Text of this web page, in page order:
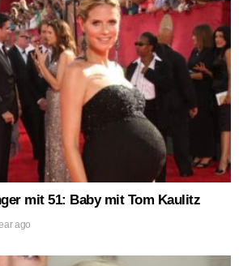
mit 51: Baby mit Tom Kaulitz
ago